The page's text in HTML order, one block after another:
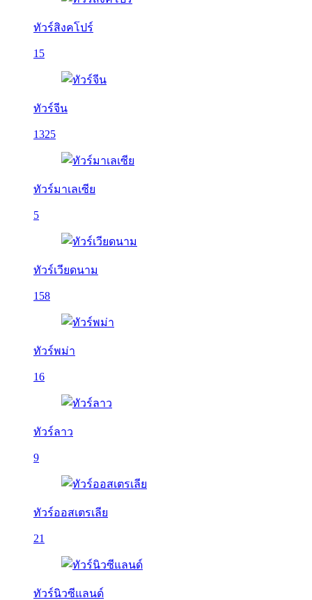
ทัวร์สิงคโปร์
15
ทัวร์จีน
1325
ทัวร์มาเลเซีย
5
ทัวร์เวียดนาม
158
ทัวร์พม่า
16
ทัวร์ลาว
9
ทัวร์ออสเตรเลีย
21
ทัวร์นิวซีแลนด์